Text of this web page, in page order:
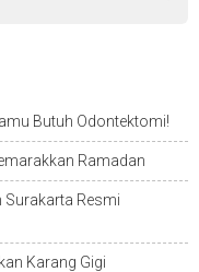
Butuh Odontektomi!
Ramadan
Surakarta Resmi
Karang Gigi